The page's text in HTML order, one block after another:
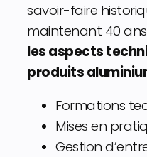
savoir-faire
maintenant 40
les aspects
produits
Formations
Mises en
Gestion